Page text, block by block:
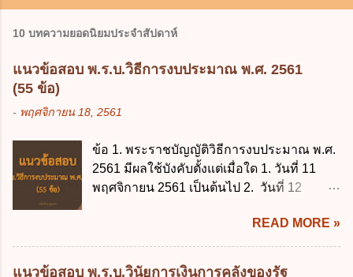
10 บทความยอดนิยมประจำสัปดาห์
แนวข้อสอบ พ.ร.บ.วิธีการงบประมาณ พ.ศ. 2561
(55 ข้อ)
- พฤศจิกายน 18, 2561
ข้อ 1. พระราชบัญญัติวิธีการงบประมาณ พ.ศ.
2561 มีผลใช้บังคับตั้งแต่เมื่อใด 1. วันที่ 11
พฤศจิกายน 2561 เป็นต้นไป 2. วันที่ 12
พฤศจิกายน 2561 เป็นต้นไป 4. วันที่ 14
พฤศจิกายน 2561 เป็นต้นไป ข้อ 2. พระราช
บัญญัติวิธีการงบประมาณ พ.ศ. 2561 ไม่ได้
READ MORE »
แนวข้อสอบ พ.ร.บ.วินัยการเงินการคลังของรัฐ